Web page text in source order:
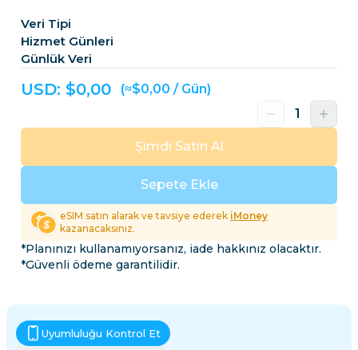
Veri Tipi
Hizmet Günleri
Günlük Veri
USD: $0,00 (≈$0,00 / Gün)
Sepete Ekle
Şimdi Satın Al
eSIM satın alarak ve tavsiye ederek iMoney
kazanacaksınız.
*Planınızı kullanamıyorsanız, iade hakkınız olacaktır.
*Güvenli ödeme garantilidir.
Uyumluluğu Kontrol Et